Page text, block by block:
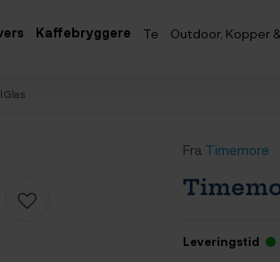
Kaffebryggere Te Outdoor, Kopper
Glas
Fra Timemore
Leveringstid